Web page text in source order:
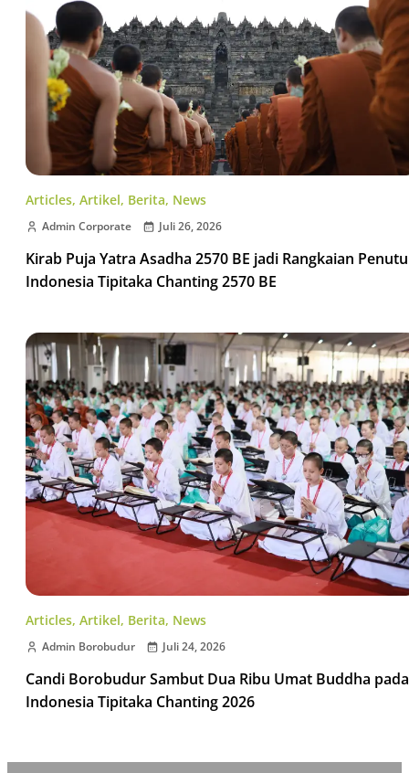
Articles, Artikel, Berita, News
Admin Corporate Juli 26, 2026
Kirab Puja Yatra Asadha 2570 BE jadi Rangkaian
Indonesia Tipitaka Chanting 2570 BE
Articles, Artikel, Berita, News
Admin Borobudur Juli 24, 2026
Candi Borobudur Sambut Dua Ribu Umat Buddha pada
Indonesia Tipitaka Chanting 2026